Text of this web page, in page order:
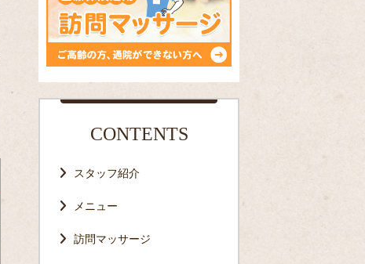
CONTENTS
スタッフ紹介
メニュー
訪問マッサージ